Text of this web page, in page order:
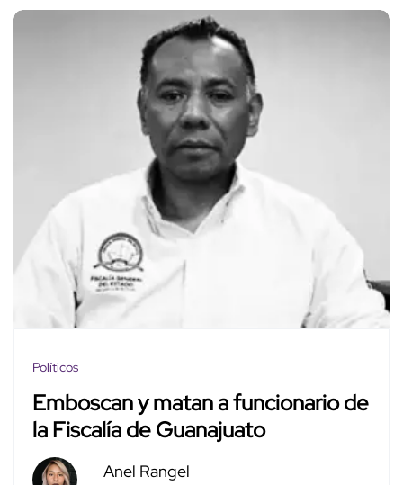
Políticos
Emboscan y matan a funcionario de
la Fiscalía de Guanajuato
Anel Rangel